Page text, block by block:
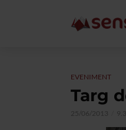
EVENIMENT
Targ
25/06/2013